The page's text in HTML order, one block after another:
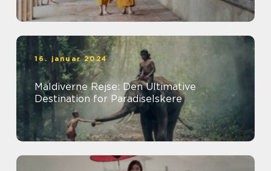
16. januar 2024
Maldiverne Rejse: Den Ultimative
Destination for Paradiselskere